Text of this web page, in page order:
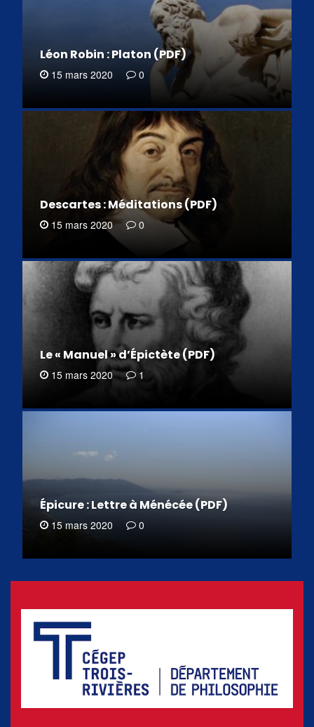
Léon Robin : Platon (PDF)
15 mars 2020 0
Descartes : Méditations (PDF)
15 mars 2020 0
Le « Manuel » d’Épictète (PDF)
15 mars 2020 1
Épicure : Lettre à Ménécée (PDF)
15 mars 2020 0